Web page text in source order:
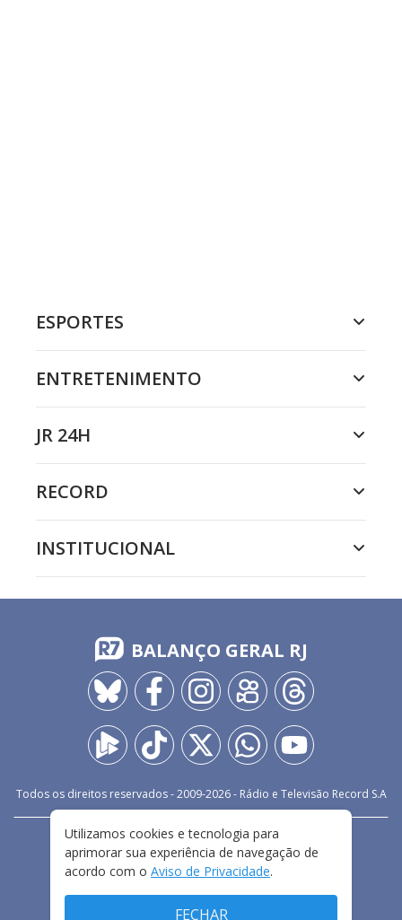
ESPORTES
ENTRETENIMENTO
JR 24H
RECORD
INSTITUCIONAL
BALANÇO GERAL RJ
Todos os direitos reservados - 2009-2026- Rádio e Televisão Record S.A
FALE CONOSCO
PRIVACIDADE
TERMOS E CONDIÇÕES DE USO
Utilizamos cookies e tecnologia para
aprimorar sua experiência de navegação de
acordo com o Aviso de Privacidade.
FECHAR